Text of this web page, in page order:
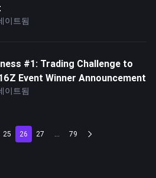
이트됨
#1: Trading Challenge to
Event Winner Announcement
이트됨
25 26 27 ... 79